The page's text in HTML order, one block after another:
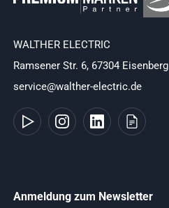
WALTHER ELECTRIC
Ramsener Str. 6, 67304 Eisenberg
service@walther-electric.de
Anmeldung zum Newsletter